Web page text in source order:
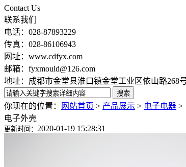
Contact Us
联系我们
电话：028-87893229
传真：028-86106943
网址：www.cdfyx.com
邮箱：fyxmould@126.com
地址：成都市金堂县淮口镇金堂工业区依山路268
你现在的位置： 网站首页 > 产品展示 > 电子电器 >
电子外壳
更新时间： 2020-01-19 15:28:31